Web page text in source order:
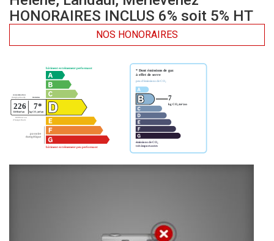
HONORAIRES INCLUS 6% soit 5% HT
NOS HONORAIRES